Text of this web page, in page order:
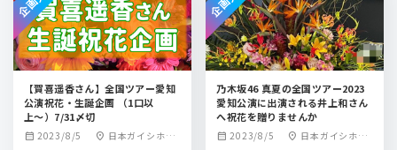
【賀喜遥香さん】全国ツアー愛知
公演祝花・生誕企画 （1口以
上〜）7/31〆切
calendar_month 2023/8/5 location_on 日本ガイシホー
乃木坂46 真夏の全国ツアー2023
愛知公演に出演される井上和さん
へ祝花を贈りませんか
calendar_month 2023/8/5 location_on 日本ガイシホー